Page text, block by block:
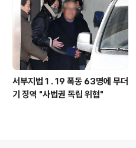
서부지법 1 . 19 폭동 63명에 무더
기 징역 "사법권 독립 위협"